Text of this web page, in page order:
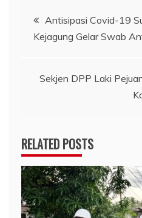
Navigasi
pos
Antisipasi Covid-19
Kejagung Gelar Swab
Sekjen DPP Laki
RELATED POSTS